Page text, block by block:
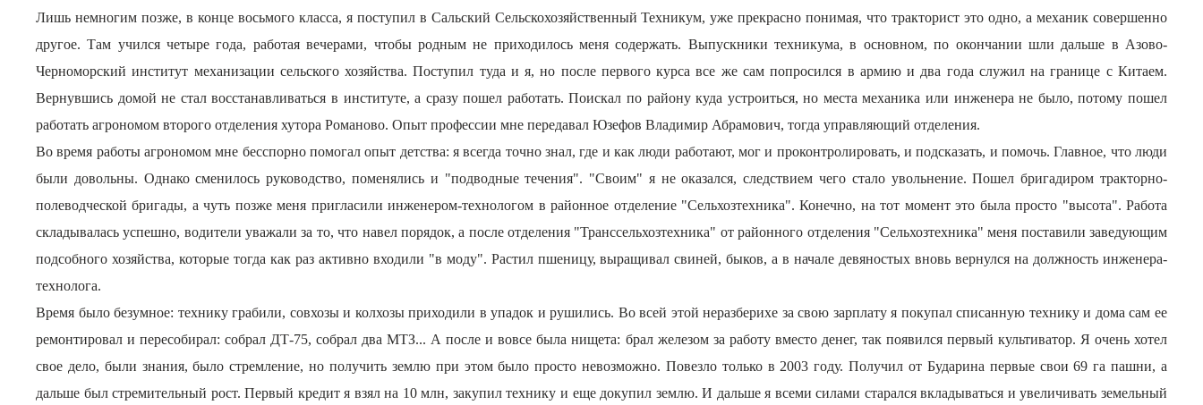
Лишь немногим позже, в конце восьмого класса, я поступил в Сальский Сельскохозяйственный Техникум, уже прекрасно понимая, что тракторист это одно, а механик совершенно
другое. Там учился четыре года, работая вечерами, чтобы родным не приходилось меня содержать. Выпускники техникума, в основном, по окончании шли дальше в Азово-
Черноморский институт механизации сельского хозяйства. Поступил туда и я, но после первого курса все же сам попросился в армию и два года служил на границе с Китаем.
Вернувшись домой не стал восстанавливаться в институте, а сразу пошел работать. Поискал по району куда устроиться, но места механика или инженера не было, потому пошел
работать агрономом второго отделения хутора Романово. Опыт профессии мне передавал Юзефов Владимир Абрамович, тогда управляющий отделения.
Во время работы агрономом мне бесспорно помогал опыт детства: я всегда точно знал, где и как люди работают, мог и проконтролировать, и подсказать, и помочь. Главное, что люди
были довольны. Однако сменилось руководство, поменялись и "подводные течения". "Своим" я не оказался, следствием чего стало увольнение. Пошел бригадиром тракторно-
полеводческой бригады, а чуть позже меня пригласили инженером-технологом в районное отделение "Сельхозтехника". Конечно, на тот момент это была просто "высота". Работа
складывалась успешно, водители уважали за то, что навел порядок, а после отделения "Транссельхозтехника" от районного отделения "Сельхозтехника" меня поставили заведующим
подсобного хозяйства, которые тогда как раз активно входили "в моду". Растил пшеницу, выращивал свиней, быков, а в начале девяностых вновь вернулся на должность инженера-
технолога.
Время было безумное: технику грабили, совхозы и колхозы приходили в упадок и рушились. Во всей этой неразберихе за свою зарплату я покупал списанную технику и дома сам ее
ремонтировал и пересобирал: собрал ДТ-75, собрал два МТЗ... А после и вовсе была нищета: брал железом за работу вместо денег, так появился первый культиватор. Я очень хотел
свое дело, были знания, было стремление, но получить землю при этом было просто невозможно. Повезло только в 2003 году. Получил от Бударина первые свои 69 га пашни, а
дальше был стремительный рост. Первый кредит я взял на 10 млн, закупил технику и еще докупил землю. И дальше я всеми силами старался вкладываться и увеличивать земельный